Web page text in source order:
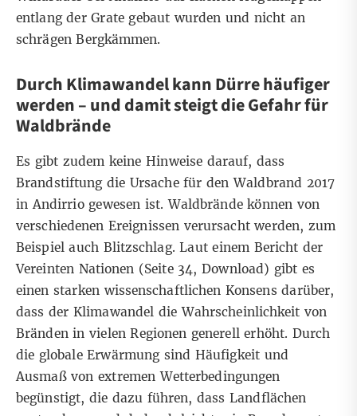
entlang der Grate gebaut wurden und nicht an
schrägen Bergkämmen.
Durch Klimawandel kann Dürre häufiger
werden – und damit steigt die Gefahr für
Waldbrände
Es gibt zudem keine Hinweise darauf, dass
Brandstiftung die Ursache für den Waldbrand 2017
in Andirrio gewesen ist. Waldbrände können von
verschiedenen Ereignissen verursacht werden, zum
Beispiel auch Blitzschlag. Laut einem Bericht der
Vereinten Nationen (Seite 34,Download ) gibt es
einen starken wissenschaftlichen Konsens darüber,
dass der Klimawandel die Wahrscheinlichkeit von
Bränden in vielen Regionen generell erhöht. Durch
die globale Erwärmung sind Häufigkeit und
Ausmaß von extremen Wetterbedingungen
begünstigt, die dazu führen, dass Landflächen